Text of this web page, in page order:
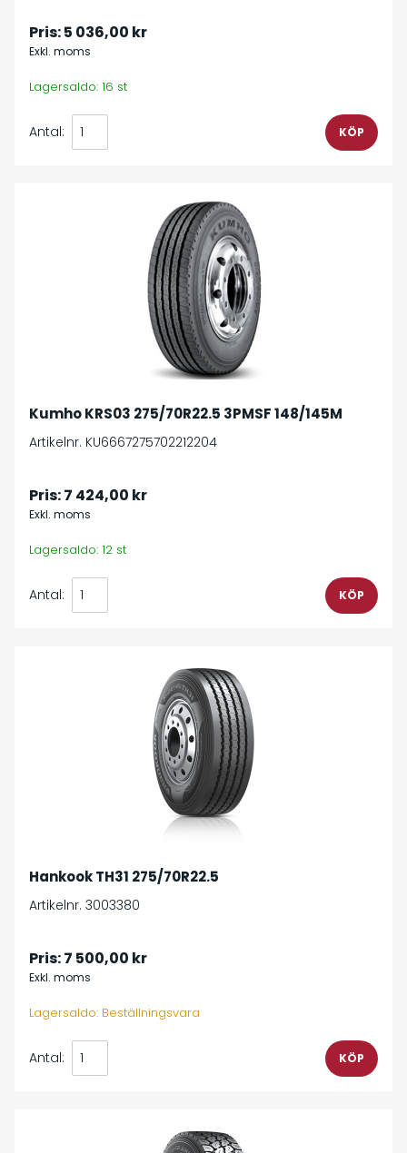
Pris:5 036,00 kr
Exkl. moms
Lagersaldo: 16 st
Antal:
Kumho KRS03 275/70R22.5 3PMSF 148/145M
Artikelnr. KU6667275702212204
Pris:7 424,00 kr
Exkl. moms
Lagersaldo: 12 st
Antal:
Hankook TH31 275/70R22.5
Artikelnr. 3003380
Pris:7 500,00 kr
Exkl. moms
Lagersaldo: Beställningsvara
Antal: